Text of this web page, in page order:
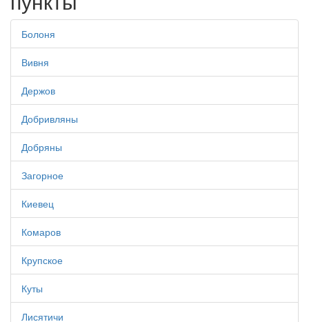
Болоня
Вивня
Держов
Добривляны
Добряны
Загорное
Киевец
Комаров
Крупское
Куты
Лисятичи